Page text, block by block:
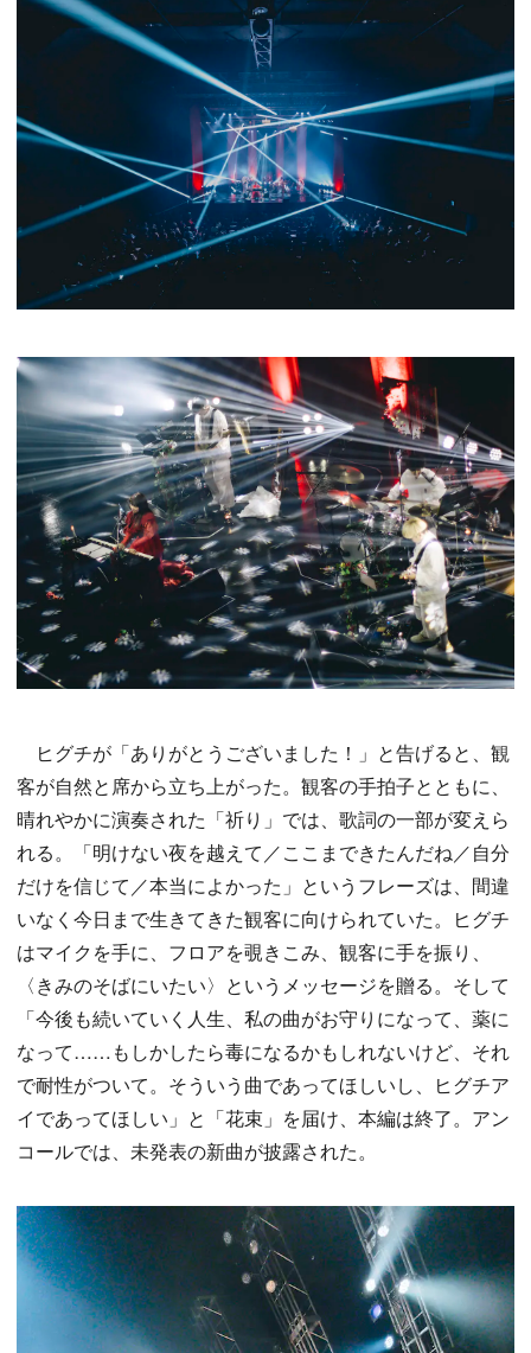
ヒグチが「ありがとうございました！」と告げると、観
客が自然と席から立ち上がった。観客の手拍子とともに、
晴れやかに演奏された「祈り」では、歌詞の一部が変えら
れる。「明けない夜を越えて／ここまできたんだね／自分
だけを信じて／本当によかった」というフレーズは、間違
いなく今日まで生きてきた観客に向けられていた。ヒグチ
はマイクを手に、フロアを覗きこみ、観客に手を振り、
〈きみのそばにいたい〉というメッセージを贈る。そして
「今後も続いていく人生、私の曲がお守りになって、薬に
なって……もしかしたら毒になるかもしれないけど、それ
で耐性がついて。そういう曲であってほしいし、ヒグチア
イであってほしい」と「花束」を届け、本編は終了。アン
コールでは、未発表の新曲が披露された。